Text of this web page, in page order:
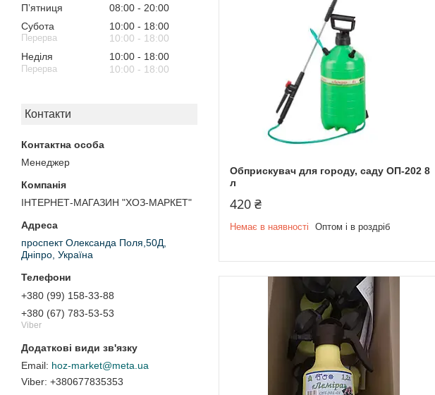
Пʼятниця
08:00
20:00
Субота
10:00
18:00
10:00
18:00
Неділя
10:00
18:00
10:00
18:00
Контакти
Менеджер
ІНТЕРНЕТ-МАГАЗИН "ХОЗ-МАРКЕТ"
проспект Олександа Поля,50Д,
Дніпро, Україна
+380 (99) 158-33-88
+380 (67) 783-53-53
Viber
hoz-market@meta.ua
+380677835353
Обприскувач для городу, саду ОП-202 8
л
420 ₴
Немає в наявності Оптом і в роздріб